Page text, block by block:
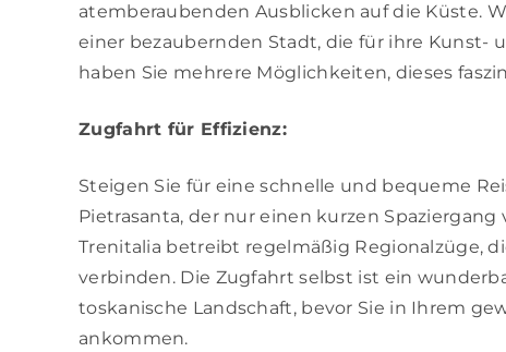
atemberaubenden Ausblicken auf die Küste.
einer bezaubernden Stadt, die für ihre Kunst-
haben Sie mehrere Möglichkeiten, dieses
Zugfahrt für Effizienz:
Steigen Sie für eine schnelle und bequeme
Pietrasanta, der nur einen kurzen Spaziergang
Trenitalia betreibt regelmäßig Regionalzüge,
verbinden. Die Zugfahrt selbst ist ein
toskanische Landschaft, bevor Sie in Ihrem
ankommen.